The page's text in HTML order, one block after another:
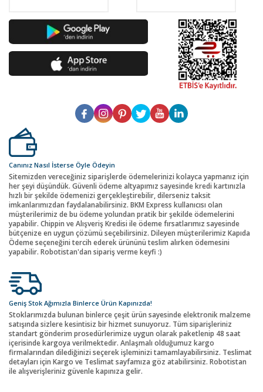
Canınız Nasıl İsterse Öyle Ödeyin
Sitemizden vereceğiniz siparişlerde ödemelerinizi kolayca yapmanız için
her şeyi düşündük. Güvenli ödeme altyapımız sayesinde kredi kartınızla
hızlı bir şekilde ödemenizi gerçekleştirebilir, dilerseniz taksit
imkanlarımızdan faydalanabilirsiniz. BKM Express kullanıcısı olan
müşterilerimiz de bu ödeme yolundan pratik bir şekilde ödemelerini
yapabilir. Chippin ve Alışveriş Kredisi ile ödeme fırsatlarımız sayesinde
bütçenize en uygun çözümü seçebilirsiniz. Dileyen müşterilerimiz Kapıda
Ödeme seçeneğini tercih ederek ürününü teslim alırken ödemesini
yapabilir. Robotistan'dan sipariş verme keyfi :)
Geniş Stok Ağımızla Binlerce Ürün Kapınızda!
Stoklarımızda bulunan binlerce çeşit ürün sayesinde elektronik malzeme
satışında sizlere kesintisiz bir hizmet sunuyoruz. Tüm siparişleriniz
standart gönderim prosedürlerimize uygun olarak paketlenip 48 saat
içerisinde kargoya verilmektedir. Anlaşmalı olduğumuz kargo
firmalarından dilediğinizi seçerek işleminizi tamamlayabilirsiniz. Teslimat
detayları için Kargo ve Teslimat sayfamıza göz atabilirsiniz. Robotistan
ile alışverişleriniz güvenle kapınıza gelir.